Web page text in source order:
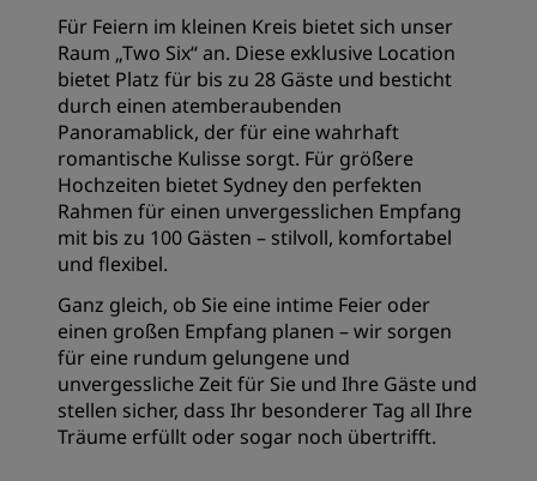
Für Feiern im kleinen Kreis bietet sich unser
Raum „Two Six“ an. Diese exklusive Location
bietet Platz für bis zu 28 Gäste und besticht
durch einen atemberaubenden
Panoramablick, der für eine wahrhaft
romantische Kulisse sorgt. Für größere
Hochzeiten bietet Sydney den perfekten
Rahmen für einen unvergesslichen Empfang
mit bis zu 100 Gästen – stilvoll, komfortabel
und flexibel.
Ganz gleich, ob Sie eine intime Feier oder
einen großen Empfang planen – wir sorgen
für eine rundum gelungene und
unvergessliche Zeit für Sie und Ihre Gäste und
stellen sicher, dass Ihr besonderer Tag all Ihre
Träume erfüllt oder sogar noch übertrifft.